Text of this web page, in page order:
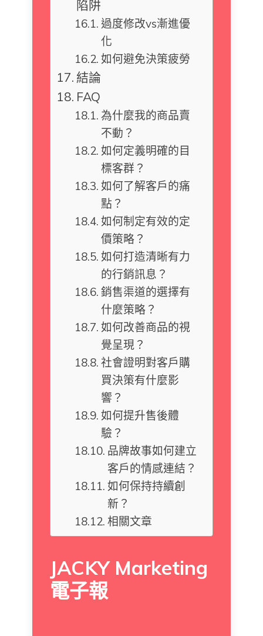
陷阱
過度修改vs漸進優
化
如何避免決策疲勞
結論
FAQ
為什麼我的商品賣
不動？
如何定義明確的目
標客群？
如何了解客戶的痛
點？
如何制定有效的定
價策略？
如何打造清晰有力
的行銷訊息？
銷售渠道的選擇有
什麼策略？
如何改善商品的視
覺呈現？
社會證明對客戶購
買決策有什麼影
響？
如何提升售後體
驗？
品牌故事如何建立
客戶的情感連結？
如何保持持續創
新？
相關文章
JACKY Marketing
電子報